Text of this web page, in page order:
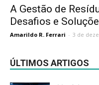
A Gestão de
Desafios e
Amarildo R. Ferrari - 3 de
ÚLTIMOS ARTIGOS